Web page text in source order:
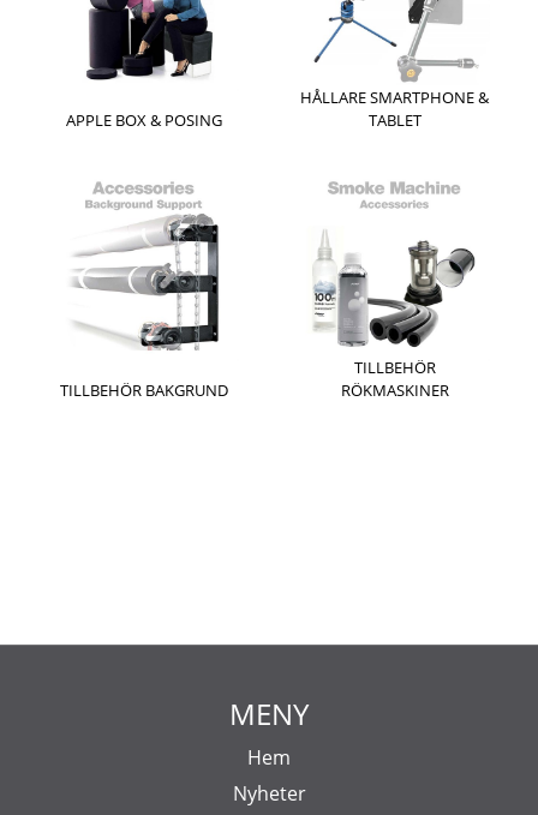
APPLE BOX & POSING
HÅLLARE SMARTPHONE &
TABLET
TILLBEHÖR BAKGRUND
TILLBEHÖR
RÖKMASKINER
MENY
Hem
Nyheter